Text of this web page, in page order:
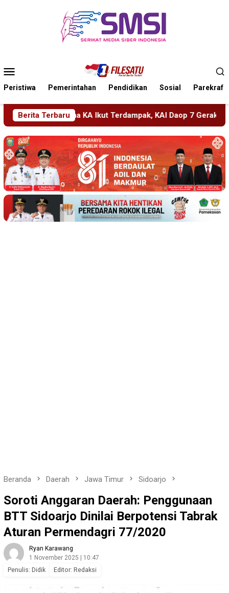
Mobile
Peristiwa Pemerintahan Pendidikan Sosial Parekraf
Berita Terbaru
KAI Daop 7 Gerak Cepat Pulihkan Layanan PMR
Beranda Daerah Jawa Timur Sidoarjo
Soroti Anggaran Daerah: Penggunaan
BTT Sidoarjo Dinilai Berpotensi Tabrak
Aturan Permendagri 77/2020
Ryan Karawang
1 November 2025 | 10:47
Penulis: Didik Editor: Redaksi